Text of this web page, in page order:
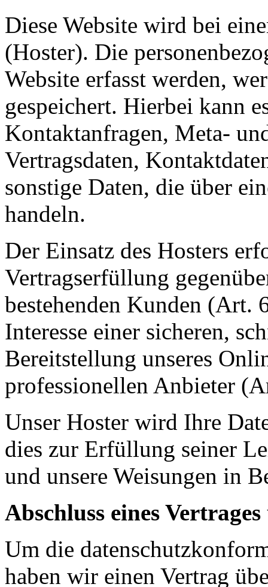
Diese Website wird bei
(Hoster). Die
Website erfasst werden,
gespeichert. Hierbei kann
Kontaktanfragen, Meta-
Vertragsdaten,
sonstige Daten, die über
handeln.
Der Einsatz des Hosters
Vertragserfüllung
bestehenden Kunden
Interesse einer sicheren,
Bereitstellung unseres
professionellen Anbieter
Unser Hoster wird Ihre
dies zur Erfüllung seiner
und unsere Weisungen in
Abschluss eines
Um die
haben wir einen Vertrag